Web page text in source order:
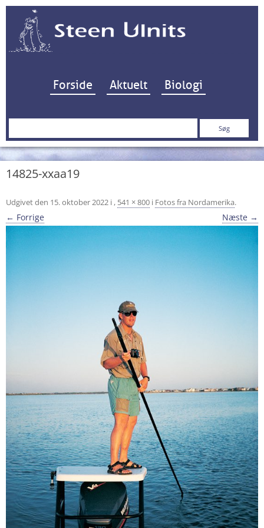
Hop til indhold
Forside Aktuelt Biologi
Søg
14825-xxaa19
Udgivet den 15. oktober 2022 i , 541 × 800 i Fotos fra Nordamerika.
← Forrige Næste →